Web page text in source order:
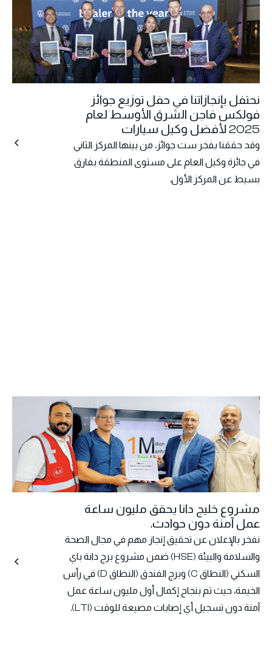
نحتفل بإنجازاتنا في حفل توزيع جوائز
فولكس فاجن الشرق الأوسط لعام
2025 لأفضل وكيل سيارات
وقد حققنا بفخر ست جوائز، من بينها المركز الثاني
في جائزة وكيل العام على مستوى المنطقة بفارق
بسيط عن المركز الأول.
مشروع خليج دانا يحقق مليون ساعة
عمل آمنة دون حوادث.
نفخر بالإعلان عن تحقيق إنجاز مهم في مجال الصحة
والسلامة والبيئة (HSE) ضمن مشروع برج دانة باي
السكني (النطاق C) وبرج الفندق (النطاق D) في رأس
الخيمة، حيث تم بنجاح إكمال أول مليون ساعة عمل
آمنة دون تسجيل أي إصابات مضيعة للوقت (LTI).